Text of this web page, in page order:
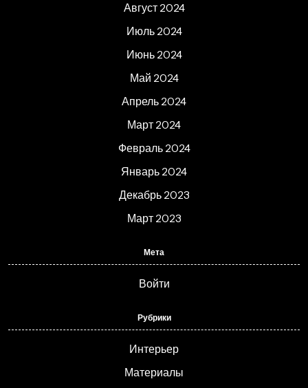
Август 2024
Июль 2024
Июнь 2024
Май 2024
Апрель 2024
Март 2024
Февраль 2024
Январь 2024
Декабрь 2023
Март 2023
Мета
Войти
Рубрики
Интерьер
Материалы